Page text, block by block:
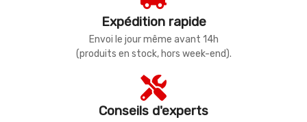
Expédition rapide
Envoi le jour même avant 14h
(produits en stock, hors week-end).
Conseils d'experts